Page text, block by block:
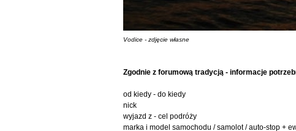
Vodice - zdjęcie własne
Zgodnie z forumową tradycją - informacje
od kiedy - do kiedy
nick
wyjazd z - cel podróży
marka i model samochodu / samolot / auto-stop +